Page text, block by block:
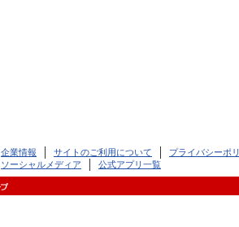
企業情報 サイトのご利用について
プライバシーポ
ソーシャルメディア
公式アプリ一覧